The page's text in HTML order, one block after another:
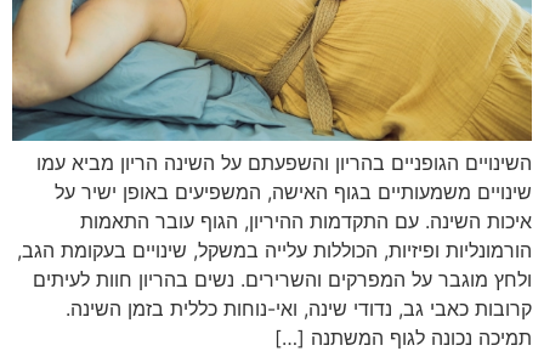
השינויים הגופניים בהריון והשפעתם על השינה הריון מביא עמו
שינויים משמעותיים בגוף האישה, המשפיעים באופן ישיר על
איכות השינה. עם התקדמות ההיריון, הגוף עובר התאמות
הורמונליות ופיזיות, הכוללות עלייה במשקל, שינויים בעקומת הגב,
ולחץ מוגבר על המפרקים והשרירים. נשים בהריון חוות לעיתים
קרובות כאבי גב, נדודי שינה, ואי-נוחות כללית בזמן השינה.
תמיכה נכונה לגוף המשתנה […]